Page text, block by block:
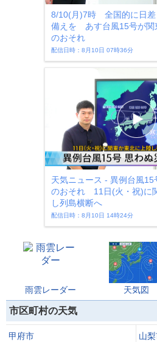
8/10(月)7時 全国的に日差
備えを あす台風15号が関
のおそれ
配信日時：8月10日 07時36分
天気ニュース - 異例台風
のおそれ 11日(火・祝)に
し列島横断へ
配信日時：8月10日 14時24分
雨雲レーダー 天気図
市区町村の天気
甲府市 山